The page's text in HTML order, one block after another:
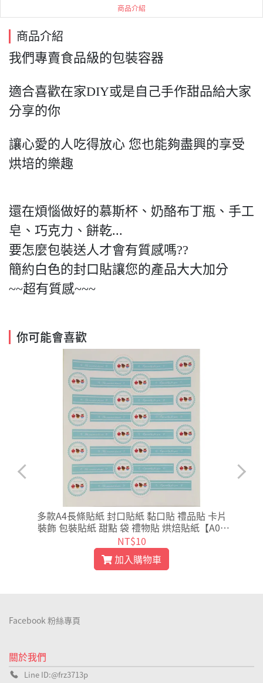
商品介紹
商品介紹
我們專賣食品級的包裝容器
適合喜歡在家DIY或是自己手作甜品給大家
分享的你
讓心愛的人吃得放心 您也能夠盡興的享受
烘培的樂趣
還在煩惱做好的慕斯杯、奶酪布丁瓶、手工
皂、巧克力、餅乾...
要怎麼包裝送人才會有質感嗎??
簡約白色的封口貼讓您的產品大大加分
~~超有質感~~~
你可能會喜歡
多款A4長條貼紙 封口貼紙 黏口貼 禮品貼 卡片
裝飾 包裝貼紙 甜點 袋 禮物貼 烘焙貼紙【A03
3】
NT$10
加入購物車
關於我們
Line ID:@frz3713p
Facebook 粉絲專頁